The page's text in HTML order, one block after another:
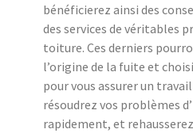
bénéficierez ainsi des
des services de véritables
toiture. Ces derniers
l’origine de la fuite et
pour vous assurer un
résoudrez vos problèmes
rapidement, et